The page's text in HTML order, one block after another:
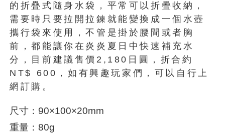
的折疊式隨身水袋，平常可以折疊收納，
需要時只要拉開拉鍊就能變換成一個水壺
攜行袋來使用，不管是掛於腰間或者胸
前，都能讓你在炎炎夏日中快速補充水
分，目前建議售價2,180日圓，折合約
NT$ 600，如有興趣玩家們，可以自行上
網訂購。
尺寸：90×100×20mm
重量：80g